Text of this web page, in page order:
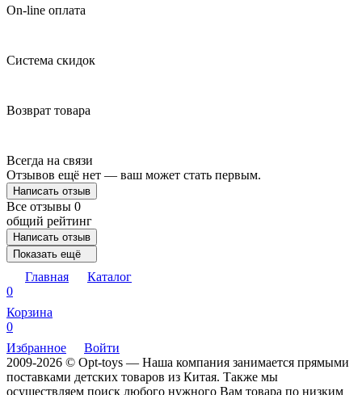
On-line оплата
Система скидок
Возврат товара
Всегда на связи
Отзывов ещё нет — ваш может стать первым.
Написать отзыв
Все отзывы 0
общий рейтинг
Написать отзыв
Показать ещё
Главная
Каталог
0
Корзина
0
Избранное
Войти
2009-2026 © Opt-toys — Наша компания занимается прямыми
поставками детских товаров из Китая. Также мы
осуществляем поиск любого нужного Вам товара по низким